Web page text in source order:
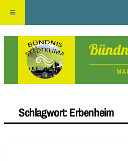
Schlagwort:Erbenheim